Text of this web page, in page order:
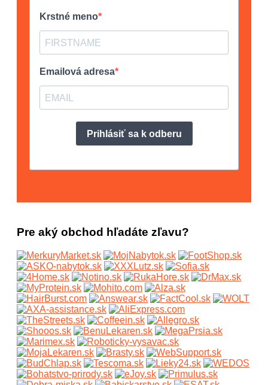
Pre aký obchod hľadáte zľavu?